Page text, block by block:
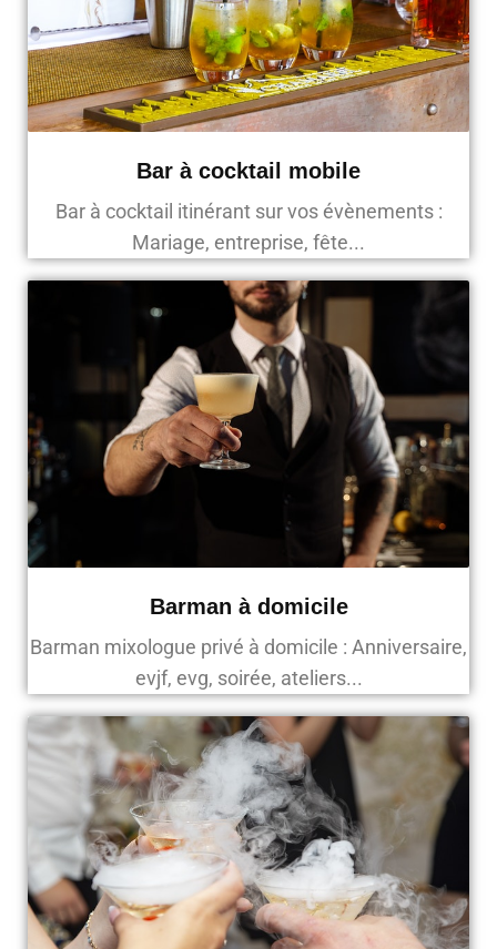
Bar à cocktail mobile
Bar à cocktail itinérant sur vos évènements :
Mariage, entreprise, fête...
Barman à domicile
Barman mixologue privé à domicile : Anniversaire,
evjf, evg, soirée, ateliers...